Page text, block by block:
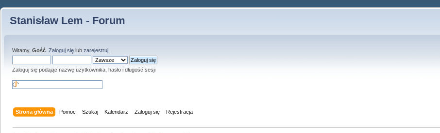
Stanisław Lem - Forum
Witamy, Gość Zaloguj się lub zarejestruj
Zaloguj się podając nazwę użytkownika, hasło i długość sesji
Strona główna Pomoc Szukaj Kalendarz Zaloguj się Rejestracja